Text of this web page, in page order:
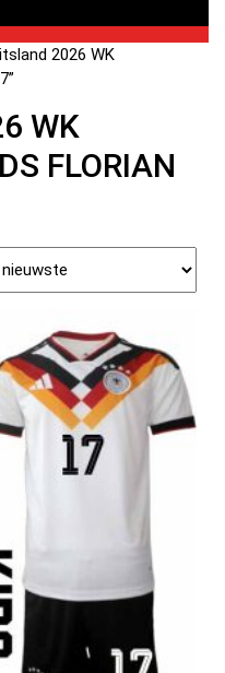
2026 WK
WK
FLORIAN